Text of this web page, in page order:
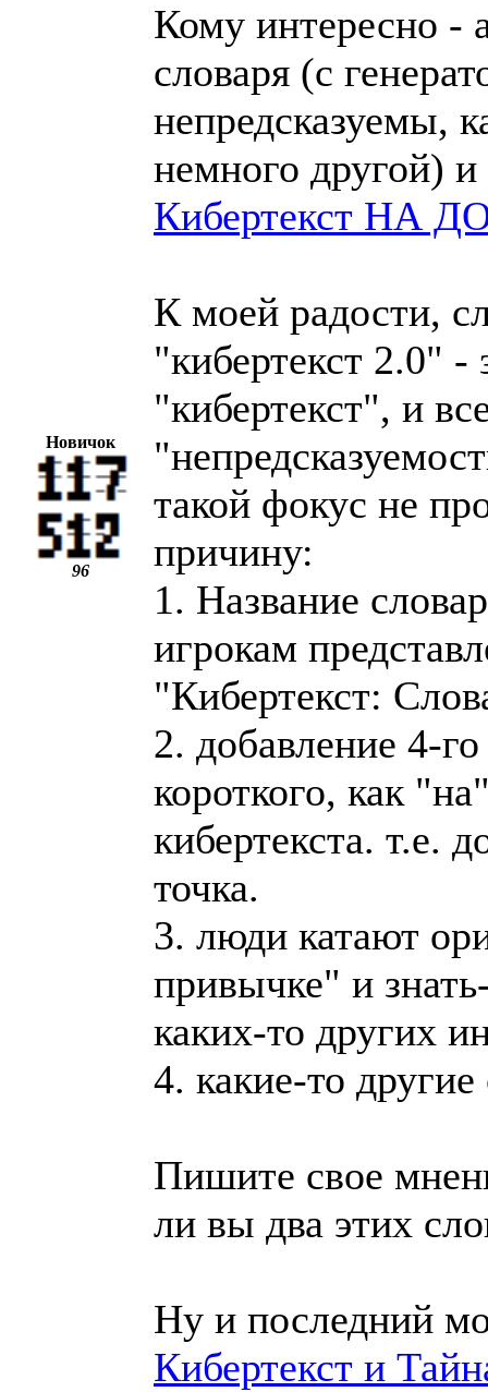
Новичок
96
Кому интересно -
словаря (с
непредсказуемы,
немного другой)
Кибертекст НА
К моей радости,
"кибертекст 2.0"
"кибертекст", и
такой фокус не
причину:
1. Название
игрокам
"Кибертекст:
2. добавление 4-
короткого, как
кибертекста. т.е.
точка.
3. люди катают
привычке" и
каких-то других
4. какие-то
Пишите свое
ли вы два этих
Ну и последний
Кибертекст и